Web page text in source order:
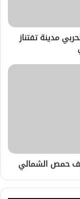
مدينة تفتناز
حمص الشمالي